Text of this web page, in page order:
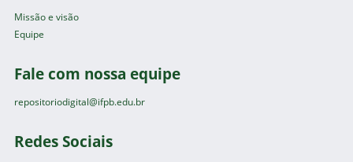
Missão e visão
Equipe
Fale com nossa equipe
repositoriodigital@ifpb.edu.br
Redes Sociais